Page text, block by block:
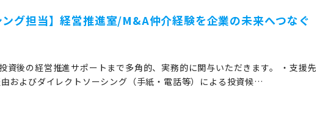
グ担当】経営推進室/M&A仲介経験を企業の未来へつなぐ
資後の経営推進サポートまで多角的、実務的に関与いただきます。 ・支援先
およびダイレクトソーシング（手紙・電話等）による投資候…